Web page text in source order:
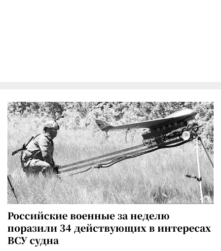
Российские военные за неделю
поразили 34 действующих в интересах
ВСУ судна